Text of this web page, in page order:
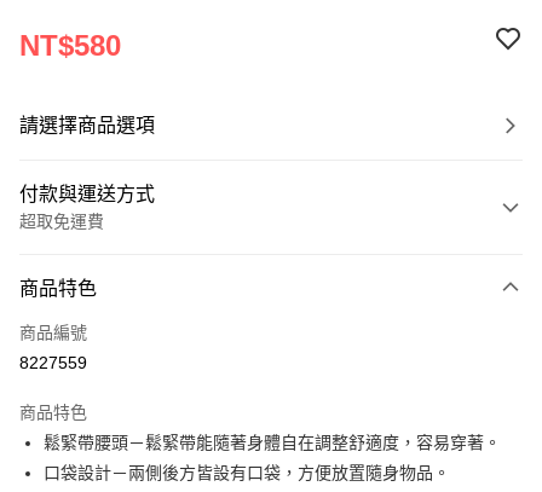
NT$580
請選擇商品選項
付款與運送方式
超取免運費
信用卡一次付款
超商取貨付款
Apple Pay
街口支付
商品特色
商品編號
8227559
商品特色
鬆緊帶腰頭－鬆緊帶能隨著身體自在調整舒適度，容易穿著。
口袋設計－兩側後方皆設有口袋，方便放置隨身物品。